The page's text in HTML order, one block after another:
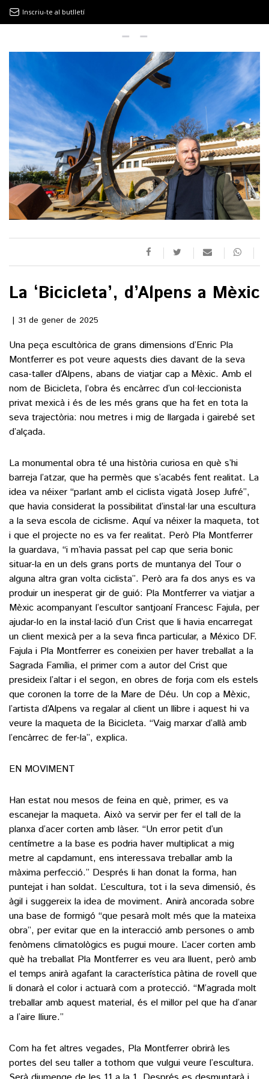
9MAGAZÍN
EL CLÀSSIC | ALBERT PLA
“LA VIDA ÉS COM LA MAR: SEMPRE BUSCA L’EQUILIBRI”
NOVETATS DISCOGRÀFIQUES
EL CLÀSSIC | ELS 3 TAMBORS
TEMÀTIQUES
()
POLÍTICA
SOCIETAT
ECONOMIA
ESPORTS
FUTBOL
HOQUEI PATINS
VEURE TOTES
CULTURA
LLIBRES
CALAIX
VEURE TOTES
FOTOGALERIES
9MAGAZÍN
AGENDA
BLOGOSFERA
Inscriu-te al butlletí
La ‘Bicicleta’, d’Alpens a Mèxic
31 de gener de 2025
Una peça escultòrica de grans dimensions d’Enric Pla
Montferrer es pot veure aquests dies davant de la seva
casa-taller d’Alpens, abans de viatjar cap a Mèxic. Amb el
nom de Bicicleta, l’obra és encàrrec d’un col·leccionista
privat mexicà i és de les més grans que ha fet en tota la
seva trajectòria: nou metres i mig de llargada i gairebé set
d’alçada.
La monumental obra té una història curiosa en què s’hi
barreja l’atzar, que ha permès que s’acabés fent realitat. La
idea va néixer “parlant amb el ciclista vigatà Josep Jufré”,
que havia considerat la possibilitat d’instal·lar una escultura
a la seva escola de ciclisme. Aquí va néixer la maqueta, tot
i que el projecte no es va fer realitat. Però Pla Montferrer
la guardava, “i m’havia passat pel cap que seria bonic
situar-la en un dels grans ports de muntanya del Tour o
alguna altra gran volta ciclista”. Però ara fa dos anys es va
produir un inesperat gir de guió: Pla Montferrer va viatjar a
Mèxic acompanyant l’escultor santjoaní Francesc Fajula, per
ajudar-lo en la instal·lació d’un Crist que li havia encarregat
un client mexicà per a la seva finca particular, a México DF.
Fajula i Pla Montferrer es coneixien per haver treballat a la
Sagrada Família, el primer com a autor del Crist que
presideix l’altar i el segon, en obres de forja com els estels
que coronen la torre de la Mare de Déu. Un cop a Mèxic,
l’artista d’Alpens va regalar al client un llibre i aquest hi va
veure la maqueta de la Bicicleta. “Vaig marxar d’allà amb
l’encàrrec de fer-la”, explica.
EN MOVIMENT
Han estat nou mesos de feina en què, primer, es va
escanejar la maqueta. Això va servir per fer el tall de la
planxa d’acer corten amb làser. “Un error petit d’un
centímetre a la base es podria haver multiplicat a mig
metre al capdamunt, ens interessava treballar amb la
màxima perfecció.” Després li han donat la forma, han
puntejat i han soldat. L’escultura, tot i la seva dimensió, és
àgil i suggereix la idea de moviment. Anirà ancorada sobre
una base de formigó “que pesarà molt més que la mateixa
obra”, per evitar que en la interacció amb persones o amb
fenòmens climatològics es pugui moure. L’acer corten amb
què ha treballat Pla Montferrer es veu ara lluent, però amb
el temps anirà agafant la característica pàtina de rovell que
li donarà el color i actuarà com a protecció. “M’agrada molt
treballar amb aquest material, és el millor pel que ha d’anar
a l’aire lliure.”
Com ha fet altres vegades, Pla Montferrer obrirà les
portes del seu taller a tothom que vulgui veure l’escultura.